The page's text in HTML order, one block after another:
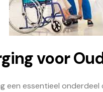
voor
een essentieel